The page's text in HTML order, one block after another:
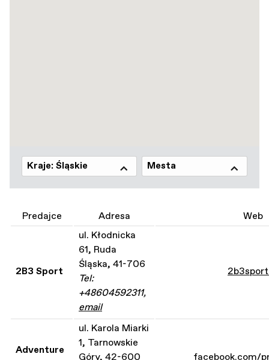
Kraje: Śląskie Mesta
Predajce Adresa Web
2B3 Sport
ul. Kłodnicka
61, Ruda
Śląska, 41-706
Tel:
+48604592311,
email
Adventure
ul. Karola Miarki
1, Tarnowskie
Góry, 42-600
facebook.com/